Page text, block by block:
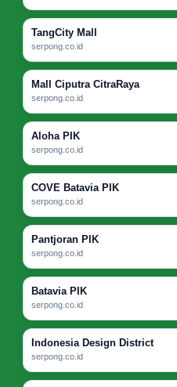
TangCity Mall
serpong.co.id
Mall Ciputra CitraRaya
serpong.co.id
Aloha PIK
serpong.co.id
COVE Batavia PIK
serpong.co.id
Pantjoran PIK
serpong.co.id
Batavia PIK
serpong.co.id
Indonesia Design District
serpong.co.id